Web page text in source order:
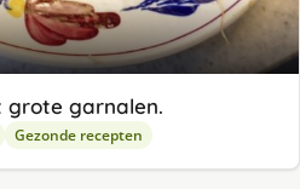
grote garnalen.
Gezonde recepten